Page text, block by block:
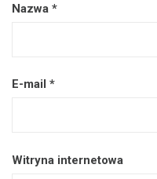
Nazwa *
E-mail *
Witryna internetowa